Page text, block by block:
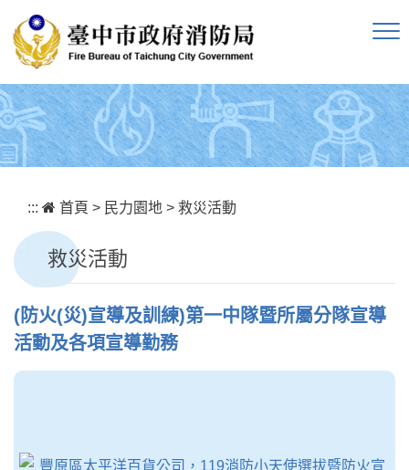
::: 首頁 > 民力園地 > 救災活動
救災活動
(防火(災)宣導及訓練)第一中隊暨所屬分隊宣導
活動及各項宣導勤務